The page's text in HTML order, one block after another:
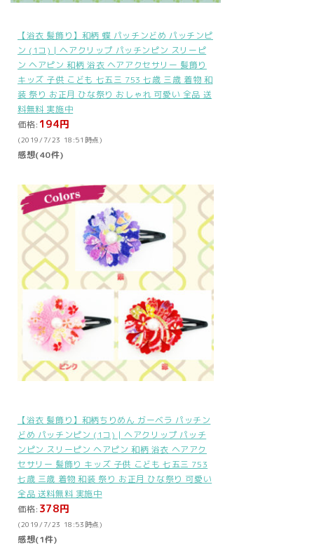
【浴衣 髪飾り】和柄 蝶 パッチンどめ パッチンピ
ン (1コ) | ヘアクリップ パッチンピン スリーピ
ン ヘアピン 和柄 浴衣 ヘアアクセサリー 髪飾り
キッズ 子供 こども 七五三 753 七歳 三歳 着物 和
装 祭り お正月 ひな祭り おしゃれ 可愛い 全品 送
料無料 実施中
価格: 194円
(2019/7/23 18:51時点)
感想(40件)
【浴衣 髪飾り】和柄ちりめん ガーベラ パッチン
どめ パッチンピン (1コ) | ヘアクリップ パッチ
ンピン スリーピン ヘアピン 和柄 浴衣 ヘアアク
セサリー 髪飾り キッズ 子供 こども 七五三 753
七歳 三歳 着物 和装 祭り お正月 ひな祭り 可愛い
全品 送料無料 実施中
価格: 378円
(2019/7/23 18:53時点)
感想(1件)